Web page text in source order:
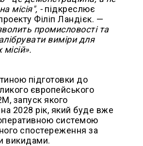
місія", - підкреслює
Філіп Ландієк. —
промисловості та
виміри для
підготовки до
європейського
запуск якого
2028 рік, який буде вже
системою
спостереження за
викидами.